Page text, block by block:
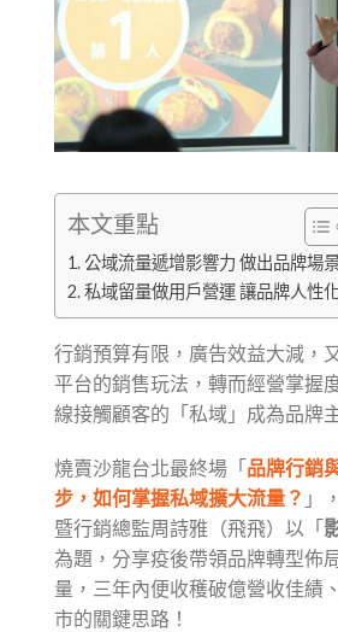
本文重點
公域流量遞增影響力 做出品牌場
私域留量做用戶營運 讓品牌人性
行銷預算有限，廣告效益大減，
平台的銷售玩法，轉而經營掌握
線接觸顧客的「私域」成為品牌
燒賣沙龍台北最終場「 品牌行銷
步，如何掌握私域擴大流量？ 」
暨行銷總監周詩雅（飛飛）以「
為題，分享疫後帶領品牌轉型佈
量，三年內便收穫破億營收佳績
市的關鍵思路！